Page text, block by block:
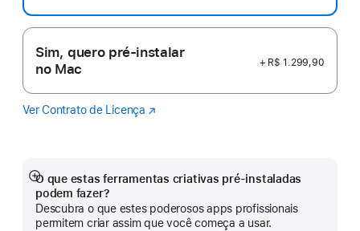
Sim, quero pré-instalar
no Mac
+ R$ 1.299,90
Ver Contrato de Licença Logic
(o
uma
janela)
O que estas ferramentas criativas pré-instaladas
podem fazer?
Descubra o que estes poderosos apps profissionais
permitem criar assim que você começa a usar.
Mostrar
mais